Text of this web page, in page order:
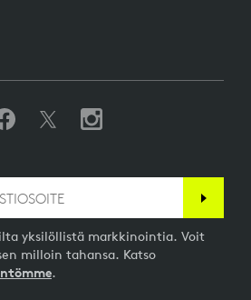
yksilöllistä markkinointia. Voit
milloin tahansa. Katso
.